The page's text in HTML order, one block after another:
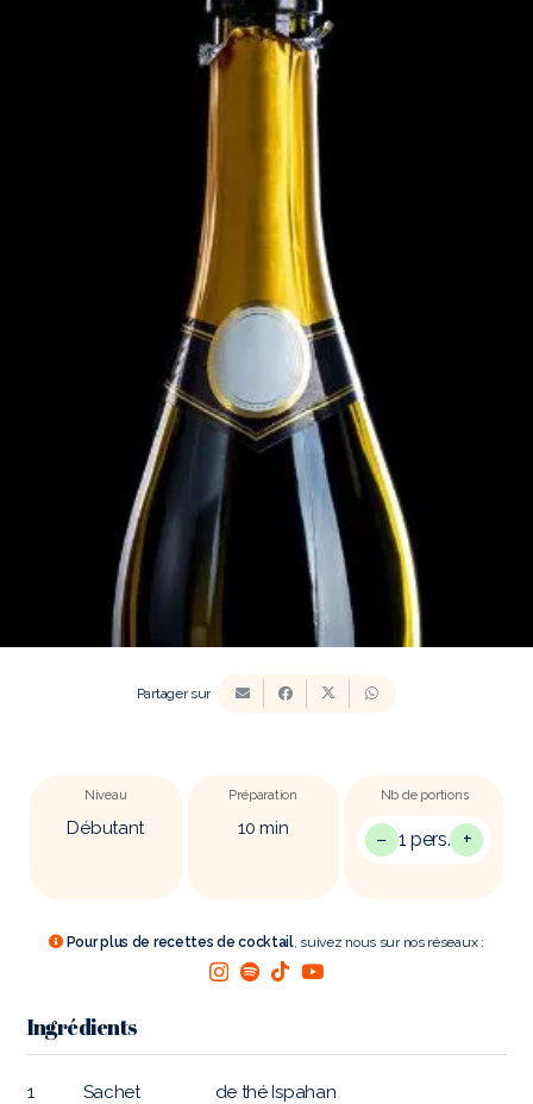
Partager sur
Niveau
Débutant
Préparation
10 min
Nb de portions
− 1 pers. +
Pour plus de recettes de cocktail, suivez nous sur nos réseaux :
Ingrédients
1 Sachet de thé Ispahan